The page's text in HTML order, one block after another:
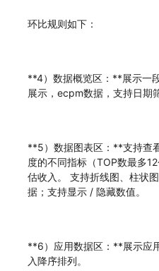
环比规则如下：
**4）数据概览区：**展示一
展示，ecpm数据，支持日期
**5）数据图表区：**支持查
度的不同指标（TOP数最多
估收入。 支持折线图、柱状
据；支持显示 / 隐藏数值。
**6）应用数据区：**展示应
入降序排列。